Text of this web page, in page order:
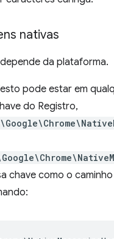
nativas
da plataforma.
pode estar em
do Registro,
chave como o